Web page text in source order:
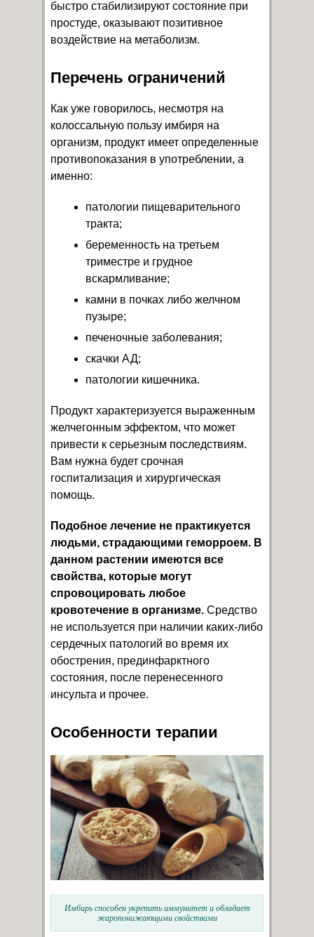
быстро стабилизируют состояние при
простуде, оказывают позитивное
воздействие на метаболизм.
Перечень ограничений
Как уже говорилось, несмотря на
колоссальную пользу имбиря на
организм, продукт имеет определенные
противопоказания в употреблении, а
именно:
патологии пищеварительного
тракта;
беременность на третьем
триместре и грудное
вскармливание;
камни в почках либо желчном
пузыре;
печеночные заболевания;
скачки АД;
патологии кишечника.
Продукт характеризуется выраженным
желчегонным эффектом, что может
привести к серьезным последствиям.
Вам нужна будет срочная
госпитализация и хирургическая
помощь.
Подобное лечение не практикуется
людьми, страдающими геморроем. В
данном растении имеются все
свойства, которые могут
спровоцировать любое
кровотечение в организме. Средство
не используется при наличии каких-либо
сердечных патологий во время их
обострения, прединфарктного
состояния, после перенесенного
инсульта и прочее.
Особенности терапии
Имбирь способен укрепить иммунитет и обладает
жаропонижающими свойствами